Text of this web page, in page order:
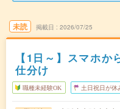
未読 掲載日 2026/07/25
【1日～】スマホ
仕分け
職種未経験OK 土日祝日が休